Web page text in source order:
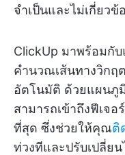
จำเป็นและไม่เกี่ยวข้
ClickUp มาพร้อมกั
คำนวณเส้นทางวิกฤ
อัตโนมัติ ด้วยแผนภู
สามารถเข้าถึงฟีเจ
ที่สุด ซึ่งช่วยให้คุณติ
ท่วงทีและปรับเปลี่ยน